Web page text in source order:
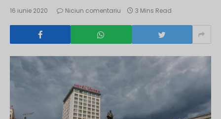
16 iunie 2020 Niciun comentariu 3 Mins Read